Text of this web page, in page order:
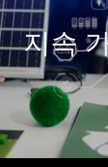
지속